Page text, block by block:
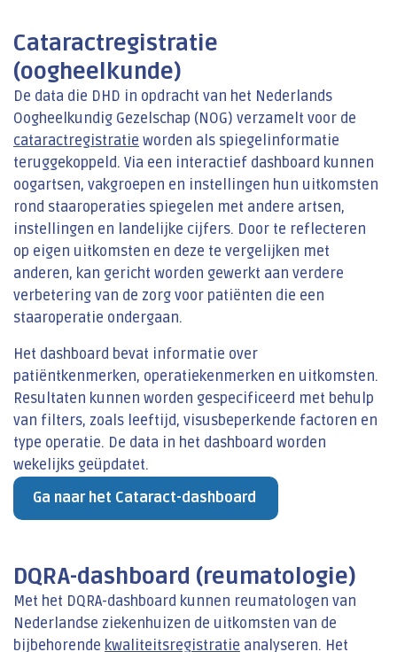
Cataractregistratie
(oogheelkunde)
De data die DHD in opdracht van het Nederlands
Oogheelkundig Gezelschap (NOG) verzamelt voor de
cataractregistratie worden als spiegelinformatie
teruggekoppeld. Via een interactief dashboard kunnen
oogartsen, vakgroepen en instellingen hun uitkomsten
rond staaroperaties spiegelen met andere artsen,
instellingen en landelijke cijfers. Door te reflecteren
op eigen uitkomsten en deze te vergelijken met
anderen, kan gericht worden gewerkt aan verdere
verbetering van de zorg voor patiënten die een
staaroperatie ondergaan.
Het dashboard bevat informatie over
patiëntkenmerken, operatiekenmerken en uitkomsten.
Resultaten kunnen worden gespecificeerd met behulp
van filters, zoals leeftijd, visusbeperkende factoren en
type operatie. De data in het dashboard worden
wekelijks geüpdatet.
Ga naar het Cataract-dashboard
DQRA-dashboard (reumatologie)
Met het DQRA-dashboard kunnen reumatologen van
Nederlandse ziekenhuizen de uitkomsten van de
bijbehorende kwaliteitsregistratie analyseren. Het